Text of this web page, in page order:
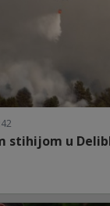
stihijom u